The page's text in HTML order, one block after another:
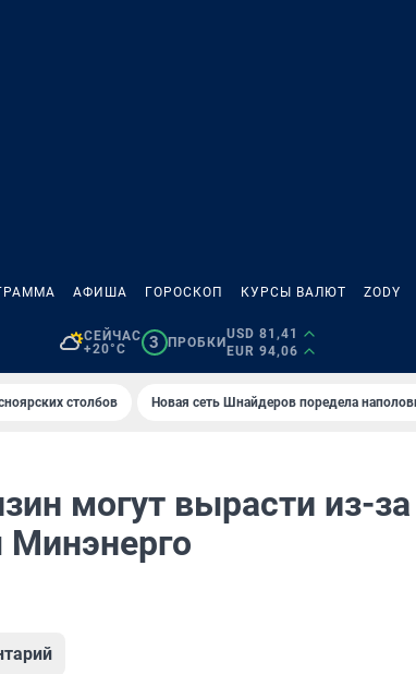
АФИША ГОРОСКОП КУРСЫ ВАЛЮТ ZODY
СЕЙЧАС
+20°C
3 ПРОБКИ
USD 81,41
EUR 94,06
столбов Новая сеть Шнайдеров поредела
могут вырасти из-за